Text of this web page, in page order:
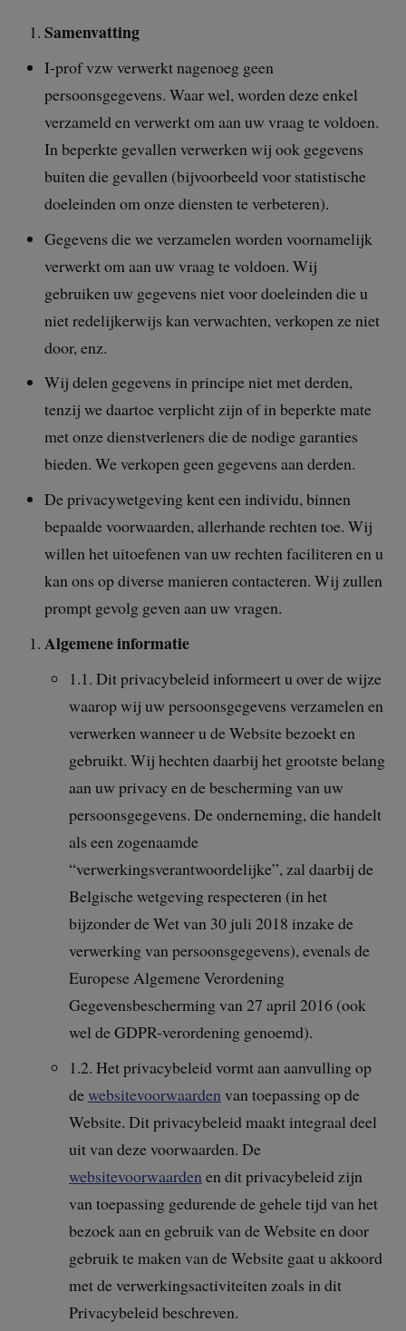
Samenvatting
I-prof vzw verwerkt nagenoeg geen
persoonsgegevens. Waar wel, worden deze enkel
verzameld en verwerkt om aan uw vraag te voldoen.
In beperkte gevallen verwerken wij ook gegevens
buiten die gevallen (bijvoorbeeld voor statistische
doeleinden om onze diensten te verbeteren).
Gegevens die we verzamelen worden voornamelijk
verwerkt om aan uw vraag te voldoen. Wij
gebruiken uw gegevens niet voor doeleinden die u
niet redelijkerwijs kan verwachten, verkopen ze niet
door, enz.
Wij delen gegevens in principe niet met derden,
tenzij we daartoe verplicht zijn of in beperkte mate
met onze dienstverleners die de nodige garanties
bieden. We verkopen geen gegevens aan derden.
De privacywetgeving kent een individu, binnen
bepaalde voorwaarden, allerhande rechten toe. Wij
willen het uitoefenen van uw rechten faciliteren en u
kan ons op diverse manieren contacteren. Wij zullen
prompt gevolg geven aan uw vragen.
Algemene informatie
1.1. Dit privacybeleid informeert u over de wijze
waarop wij uw persoonsgegevens verzamelen en
verwerken wanneer u de Website bezoekt en
gebruikt. Wij hechten daarbij het grootste belang
aan uw privacy en de bescherming van uw
persoonsgegevens. De onderneming, die handelt
als een zogenaamde
“verwerkingsverantwoordelijke”, zal daarbij de
Belgische wetgeving respecteren (in het
bijzonder de Wet van 30 juli 2018 inzake de
verwerking van persoonsgegevens), evenals de
Europese Algemene Verordening
Gegevensbescherming van 27 april 2016 (ook
wel de GDPR-verordening genoemd).
1.2. Het privacybeleid vormt aan aanvulling op
dewebsitevoorwaardenvan toepassing op de
Website. Dit privacybeleid maakt integraal deel
uit van deze voorwaarden. De
websitevoorwaardenen dit privacybeleid zijn
van toepassing gedurende de gehele tijd van het
bezoek aan en gebruik van de Website en door
gebruik te maken van de Website gaat u akkoord
met de verwerkingsactiviteiten zoals in dit
Privacybeleid beschreven.